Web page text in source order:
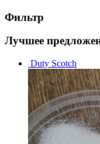
Фильтр
Лучшее
Duty Scotch